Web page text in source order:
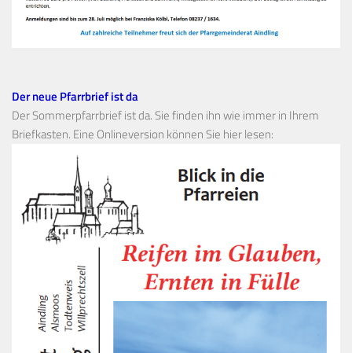
Der neue Pfarrbrief ist da
Der Sommerpfarrbrief ist da. Sie finden ihn wie immer in Ihrem
Briefkasten. Eine Onlineversion können Sie hier lesen: